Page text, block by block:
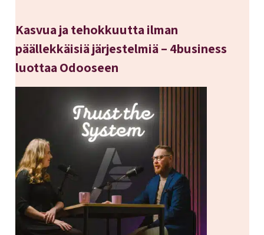
Kasvua ja tehokkuutta ilman
päällekkäisiä järjestelmiä – 4business
luottaa Odooseen